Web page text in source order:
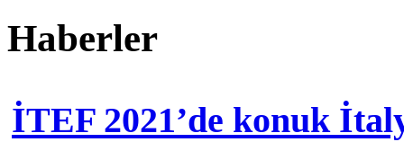
Haberler
İTEF 2021’de konuk